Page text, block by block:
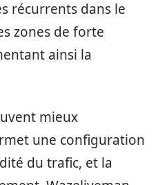
récurrents dans le
zones de forte
ainsi la
mieux
une configuration
du trafic, et la